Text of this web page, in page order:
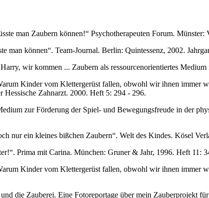
man Zaubern können!“ Psychotherapeuten Forum.
man können“. Team-Journal. Berlin: Quintessenz, 2002.
wir kommen ... Zaubern als ressourcenorientiertes
Kinder vom Klettergerüst fallen, obwohl wir ihnen immer
Zahnarzt. 2000. Heft 5: 294 - 296.
zur Förderung der Spiel- und Bewegungsfreude in der
nur ein kleines bißchen Zaubern“. Welt des Kindes. Kösel
Prima mit Carina. München: Gruner & Jahr, 1996. Heft 11:
Kinder vom Klettergerüst fallen, obwohl wir ihnen immer
die Zauberei. Eine Fotoreportage über mein Zauberprojekt